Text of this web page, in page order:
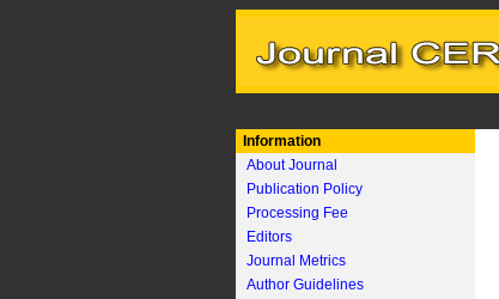
Information
About Journal
Publication Policy
Processing Fee
Editors
Journal Metrics
Author Guidelines